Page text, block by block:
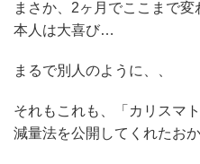
まさか、2ヶ月でここまで変
本人は大喜び…
まるで別人のように、、
それもこれも、「カリスマ
減量法を公開してくれたおか